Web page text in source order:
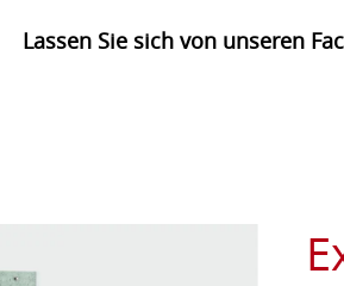
Lassen Sie sich von unseren